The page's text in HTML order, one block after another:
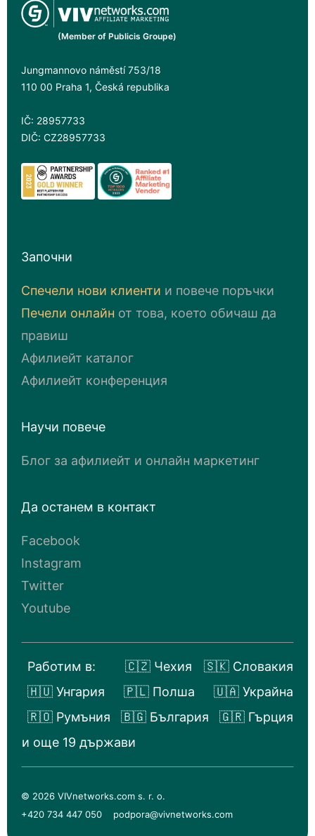
(Member of Publicis Groupe)
Jungmannovo náměstí 753/18
110 00 Praha 1, Česká republika
IČ: 28957733
DIČ: CZ28957733
Започни
Спечели нови клиенти и повече поръчки
Печели онлайн от това, което обичаш да
правиш
Афилиейт каталог
Афилиейт конференция
Научи повече
Блог за афилиейт и онлайн маркетинг
Да останем в контакт
Facebook
Instagram
Twitter
Youtube
Работим в: 🇨🇿 Чехия
🇸🇰 Словакия
🇭🇺 Унгария
🇵🇱 Полша
🇺🇦 Украйна
🇷🇴 Румъния
🇧🇬 България
🇬🇷 Гърция
и още 19 държави
© 2026 VIVnetworks.com s. r. o.
+420 734 447 050
podpora@vivnetworks.com